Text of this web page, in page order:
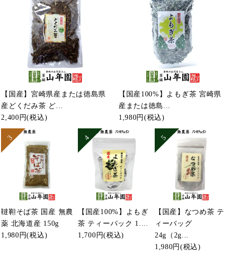
【国産】宮崎県産または徳島県
産どくだみ茶 ど...
2,400円(税込)
【国産100%】よもぎ茶 宮崎県
産または徳島...
1,980円(税込)
韃靼そば茶 国産 無農
薬 北海道産 150g
1,980円(税込)
【国産100%】よもぎ
茶 ティーパック 1....
1,700円(税込)
【国産】なつめ茶 テ
ィーバッグ
24g（2g...
1,980円(税込)